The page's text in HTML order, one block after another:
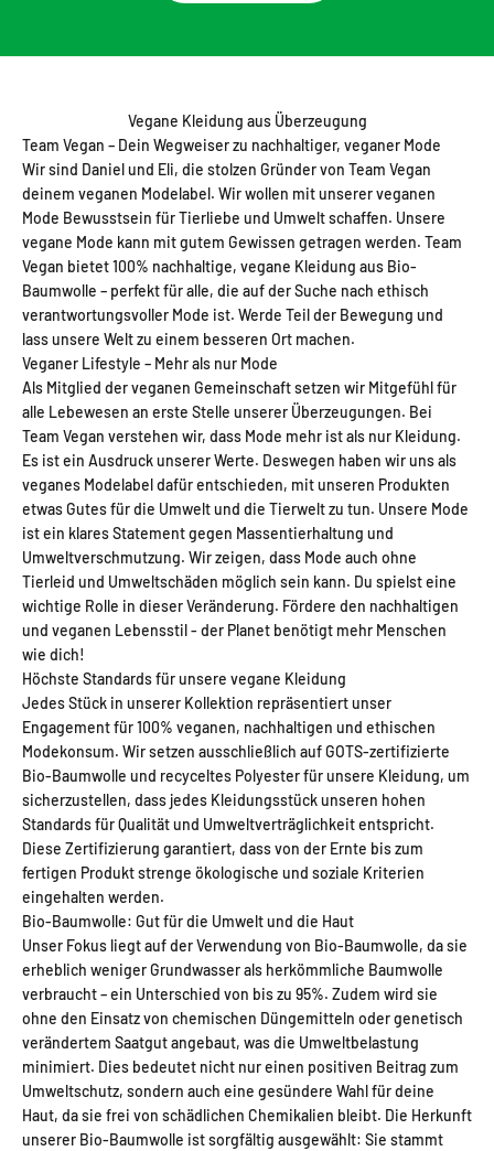
Vegane Kleidung aus Überzeugung
Team Vegan – Dein Wegweiser zu nachhaltiger, veganer Mode
Wir sind Daniel und Eli, die stolzen Gründer von Team Vegan
deinem veganen Modelabel. Wir wollen mit unserer veganen
Mode Bewusstsein für Tierliebe und Umwelt schaffen. Unsere
vegane Mode kann mit gutem Gewissen getragen werden. Team
Vegan bietet 100% nachhaltige, vegane Kleidung aus Bio-
Baumwolle – perfekt für alle, die auf der Suche nach ethisch
verantwortungsvoller Mode ist. Werde Teil der Bewegung und
lass unsere Welt zu einem besseren Ort machen.
Veganer Lifestyle – Mehr als nur Mode
Als Mitglied der veganen Gemeinschaft setzen wir Mitgefühl für
alle Lebewesen an erste Stelle unserer Überzeugungen. Bei
Team Vegan verstehen wir, dass Mode mehr ist als nur Kleidung.
Es ist ein Ausdruck unserer Werte. Deswegen haben wir uns als
veganes Modelabel dafür entschieden, mit unseren Produkten
etwas Gutes für die Umwelt und die Tierwelt zu tun. Unsere Mode
ist ein klares Statement gegen Massentierhaltung und
Umweltverschmutzung. Wir zeigen, dass Mode auch ohne
Tierleid und Umweltschäden möglich sein kann. Du spielst eine
wichtige Rolle in dieser Veränderung. Fördere den nachhaltigen
und veganen Lebensstil - der Planet benötigt mehr Menschen
wie dich!
Höchste Standards für unsere vegane Kleidung
Jedes Stück in unserer Kollektion repräsentiert unser
Engagement für 100% veganen, nachhaltigen und ethischen
Modekonsum. Wir setzen ausschließlich auf GOTS-zertifizierte
Bio-Baumwolle und recyceltes Polyester für unsere Kleidung, um
sicherzustellen, dass jedes Kleidungsstück unseren hohen
Standards für Qualität und Umweltverträglichkeit entspricht.
Diese Zertifizierung garantiert, dass von der Ernte bis zum
fertigen Produkt strenge ökologische und soziale Kriterien
eingehalten werden.
Bio-Baumwolle: Gut für die Umwelt und die Haut
Unser Fokus liegt auf der Verwendung von Bio-Baumwolle, da sie
erheblich weniger Grundwasser als herkömmliche Baumwolle
verbraucht – ein Unterschied von bis zu 95%. Zudem wird sie
ohne den Einsatz von chemischen Düngemitteln oder genetisch
verändertem Saatgut angebaut, was die Umweltbelastung
minimiert. Dies bedeutet nicht nur einen positiven Beitrag zum
Umweltschutz, sondern auch eine gesündere Wahl für deine
Haut, da sie frei von schädlichen Chemikalien bleibt. Die Herkunft
unserer Bio-Baumwolle ist sorgfältig ausgewählt: Sie stammt